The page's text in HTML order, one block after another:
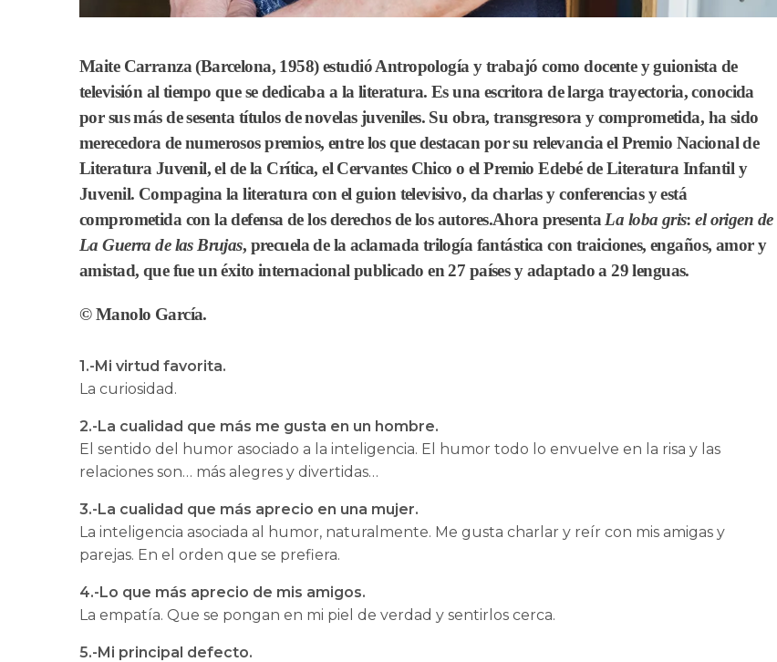
Maite Carranza(Barcelona, 1958) estudió Antropología y trabajó como docente y guionista de
televisión al tiempo que se dedicaba a la literatura. Es una escritora de larga trayectoria, conocida
por sus más de sesenta títulos de novelas juveniles. Su obra, transgresora y comprometida, ha sido
merecedora de numerosos premios, entre los que destacan por su relevancia el Premio Nacional de
Literatura Juvenil, el de la Crítica, el Cervantes Chico o el Premio Edebé de Literatura Infantil y
Juvenil. Compagina la literatura con el guion televisivo, da charlas y conferencias y está
comprometida con la defensa de los derechos de los autores.Ahora presenta La loba gris:el origen de
La Guerra de las Brujas, precuela de la aclamada trilogía fantástica con traiciones, engaños, amor y
amistad, que fue un éxito internacional publicado en 27 países y adaptado a 29 lenguas.
© Manolo García.
1.-Mi virtud favorita.
La curiosidad.
2.-La cualidad que más me gusta en un hombre.
El sentido del humor asociado a la inteligencia. El humor todo lo envuelve en la risa y las
relaciones son… más alegres y divertidas…
3.-La cualidad que más aprecio en una mujer.
La inteligencia asociada al humor, naturalmente. Me gusta charlar y reír con mis amigas y
parejas. En el orden que se prefiera.
4.-Lo que más aprecio de mis amigos.
La empatía. Que se pongan en mi piel de verdad y sentirlos cerca.
5.-Mi principal defecto.